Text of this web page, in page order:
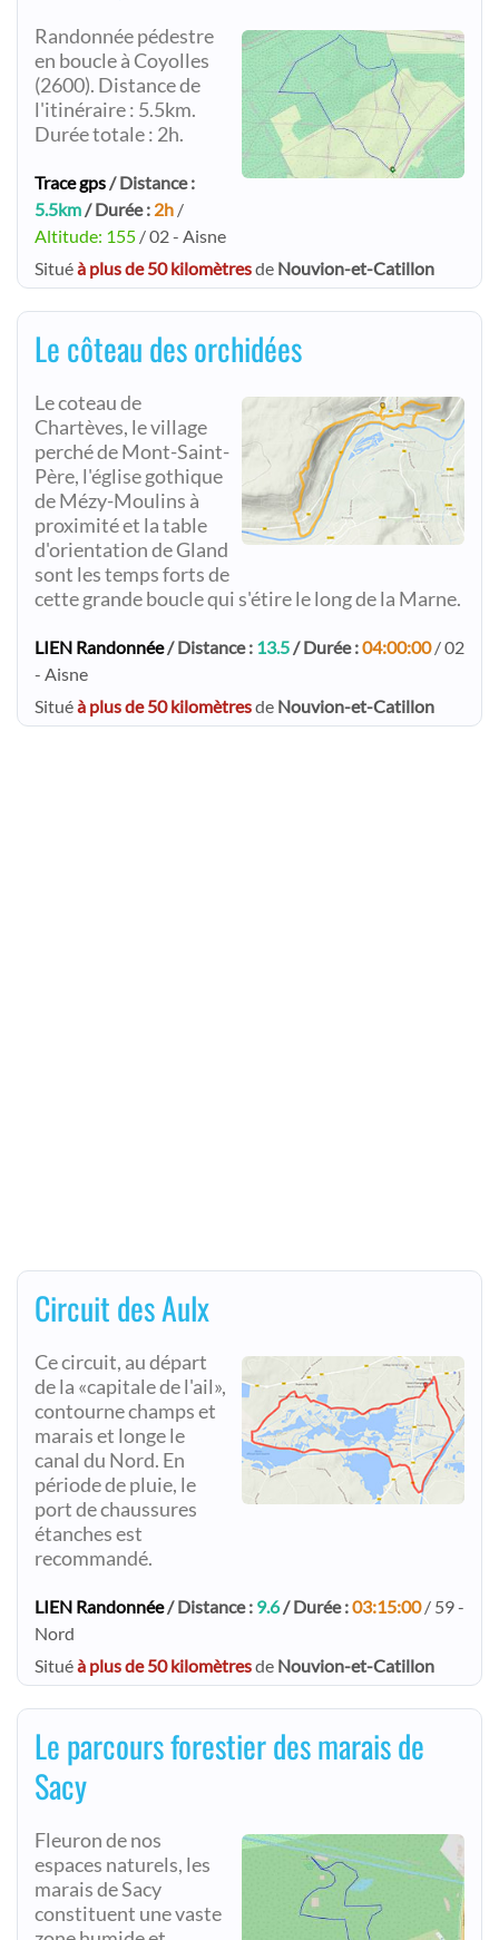
Randonnée pédestre
en boucle à Coyolles
(2600). Distance de
l'itinéraire : 5.5km.
Durée totale : 2h.
Trace gps/ Distance :
5.5km/ Durée : 2h /
Altitude: 155 / 02 - Aisne
Situéà plus de 50 kilomètresde Nouvion-et-Catillon
Le côteau des orchidées
Le coteau de
Chartèves, le village
perché de Mont-Saint-
Père, l'église gothique
de Mézy-Moulins à
proximité et la table
d'orientation de Gland
sont les temps forts de
cette grande boucle qui s'étire le long de la Marne.
LIEN Randonnée/ Distance : 13.5/ Durée :04:00:00/ 02
- Aisne
Situéà plus de 50 kilomètresde Nouvion-et-Catillon
Circuit des Aulx
Ce circuit, au départ
de la «capitale de l'ail»,
contourne champs et
marais et longe le
canal du Nord. En
période de pluie, le
port de chaussures
étanches est
recommandé.
LIEN Randonnée/ Distance : 9.6/ Durée :03:15:00/ 59 -
Nord
Situéà plus de 50 kilomètresde Nouvion-et-Catillon
Le parcours forestier des marais de
Sacy
Fleuron de nos
espaces naturels, les
marais de Sacy
constituent une vaste